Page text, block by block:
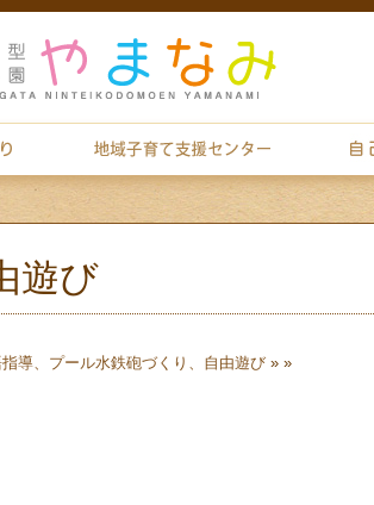
遊び
導、プール水鉄砲づくり、自由遊び » »